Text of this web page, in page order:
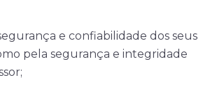
e confiabilidade dos seus
pela segurança e integridade